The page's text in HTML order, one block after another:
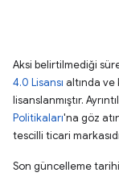
Aksi belirtilmediği
4.0 Lisansı altında
lisanslanmıştır.
Politikaları'na göz
tescilli ticari
Son güncelleme